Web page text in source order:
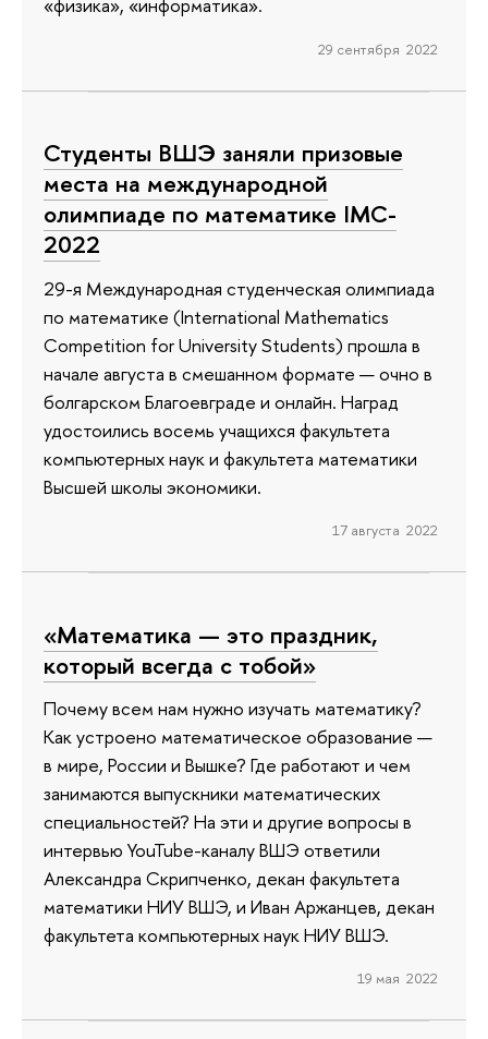
«физика», «информатика».
29 сентября 2022
Студенты ВШЭ заняли призовые
места на международной
олимпиаде по математике IMC-
2022
29-я Международная студенческая олимпиада
по математике (International Mathematics
Competition for University Students) прошла в
начале августа в смешанном формате — очно в
болгарском Благоевграде и онлайн. Наград
удостоились восемь учащихся факультета
компьютерных наук и факультета математики
Высшей школы экономики.
17 августа 2022
«Математика — это праздник,
который всегда с тобой»
Почему всем нам нужно изучать математику?
Как устроено математическое образование —
в мире, России и Вышке? Где работают и чем
занимаются выпускники математических
специальностей? На эти и другие вопросы в
интервью YouTube-каналу ВШЭ ответили
Александра Скрипченко, декан факультета
математики НИУ ВШЭ, и Иван Аржанцев, декан
факультета компьютерных наук НИУ ВШЭ.
19 мая 2022